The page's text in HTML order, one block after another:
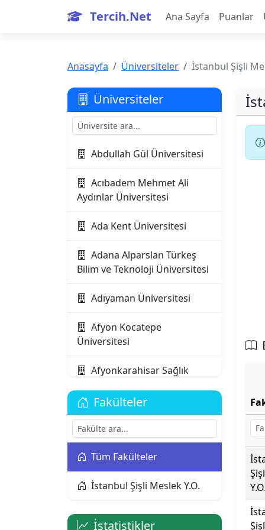
Tercih.Net Ana Sayfa Puanlar
Anasayfa Üniversiteler İstanbul Şişli
Üniversiteler
Abdullah Gül Üniversitesi
Acıbadem Mehmet Ali
Aydınlar Üniversitesi
Ada Kent Üniversitesi
Adana Alparslan Türkeş
Bilim ve Teknoloji Üniversitesi
Adıyaman Üniversitesi
Afyon Kocatepe
Üniversitesi
Afyonkarahisar Sağlık
Ağrı İbrahim Çeçen
Üniversitesi
Akdeniz Karpaz
Üniversitesi
Fakülteler
Tüm Fakülteler
İstanbul Şişli Meslek Y.O.
İstatistikler
Y.O.